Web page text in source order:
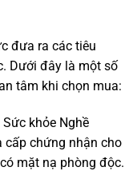
đưa ra các tiêu
Dưới đây là một số
tâm khi chọn mua:
khỏe Nghề
cấp chứng nhận cho
mặt nạ phòng độc.